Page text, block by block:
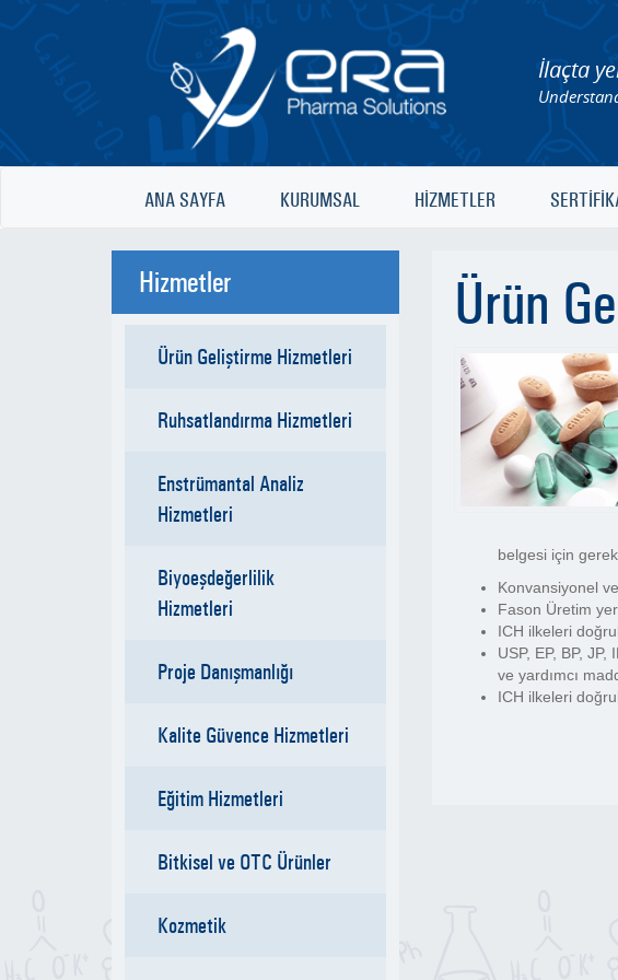
İlaçta
ANA SAYFA KURUMSAL HİZMETLER
Hizmetler
Ürün Geliştirme Hizmetleri
Ruhsatlandırma Hizmetleri
Enstrümantal Analiz
Hizmetleri
Biyoeşdeğerlilik
Hizmetleri
Proje Danışmanlığı
Kalite Güvence Hizmetleri
Eğitim Hizmetleri
Bitkisel ve OTC Ürünler
Kozmetik
Ürün
belgesi için
Konvansiyonel
Fason Üretim
ICH ilkeleri
USP, EP, BP,
ve yardımcı
ICH ilkeleri